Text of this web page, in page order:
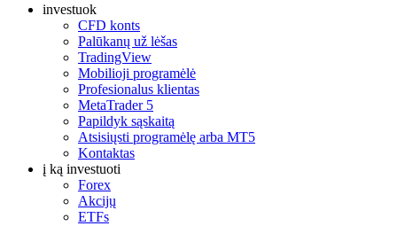
investuok
CFD konts
Palūkanų už lėšas
TradingView
Mobilioji programėlė
Profesionalus klientas
MetaTrader 5
Papildyk sąskaitą
Atsisiųsti programėlę arba MT5
Kontaktas
į ką investuoti
Forex
Akcijų
ETFs